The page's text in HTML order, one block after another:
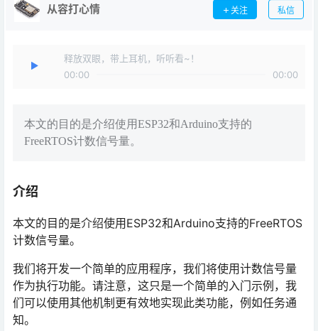
从容打心情 关注 私信
释放双眼，带上耳机，听听看~！
00:00
00:00
本文的目的是介绍使用ESP32和Arduino支持的
FreeRTOS计数信号量。
介绍
本文的目的是介绍使用ESP32和Arduino支持的FreeRTOS
计数信号量。
我们将开发一个简单的应用程序，我们将使用计数信号量
作为执行功能。请注意，这只是一个简单的入门示例，我
们可以使用其他机制更有效地实现此类功能，例如任务通
知。